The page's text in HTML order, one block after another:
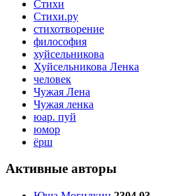
Стихи
Стихи.ру
стихотворение
философия
хуйсельникова
Хуйсельникова Ленка
человек
Чужая Лена
Чужая ленка
юар. пуй
юмор
ёрш
Активные авторы